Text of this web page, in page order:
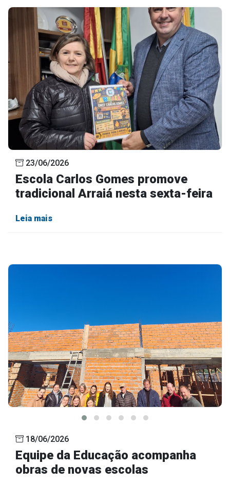
23/06/2026
Escola Carlos Gomes promove
tradicional Arraiá nesta sexta-feira
Leia mais
18/06/2026
Equipe da Educação acompanha
obras de novas escolas